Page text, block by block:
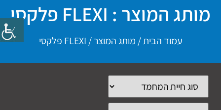
מותג המוצר : FLEXI פלקסי
עמוד הבית/ מותג המוצר / FLEXI פלקסי